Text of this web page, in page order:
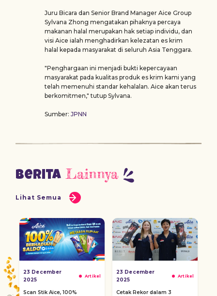
Juru Bicara dan Senior Brand Manager Aice Group
Sylvana Zhong mengatakan pihaknya percaya
makanan halal merupakan hak setiap individu, dan
visi Aice ialah menghadirkan kelezatan es krim
halal kepada masyarakat di seluruh Asia Tenggara.
"Penghargaan ini menjadi bukti kepercayaan
masyarakat pada kualitas produk es krim kami yang
telah memenuhi standar kehalalan. Aice akan terus
berkomitmen," tutup Sylvana.
Sumber: JPNN
Berita Lainnya
Lihat Semua
23 December
2025
Artikel
Scan Stik Aice, 100%
23 December
2025
Artikel
Cetak Rekor dalam 3